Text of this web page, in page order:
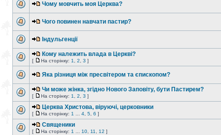
Чому мовчить моя Церква?
Чого повинен навчати пастир?
Індульгенції
Кому належить влада в Церкві?
[ На сторінку: 1 2 3 ]
Яка різниця між пресвітером та єпископом?
Чи може жiнка, згiдно Нового Заповiту, бути Пастирем?
[ На сторінку: 1 2 3 ]
Церква Христова, віруючі, церковники
[ На сторінку: 1 4 5 6 ]
Священики
[ На сторінку: 1 10 11 12 ]